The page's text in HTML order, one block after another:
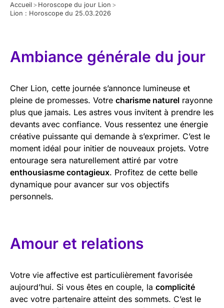
Accueil > Horoscope du jour Lion >
Lion : Horoscope du 25.03.2026
Ambiance générale du jour
Cher Lion, cette journée s’annonce lumineuse et
pleine de promesses. Votre charisme naturel rayonne
plus que jamais. Les astres vous invitent à prendre les
devants avec confiance. Vous ressentez une énergie
créative puissante qui demande à s’exprimer. C’est le
moment idéal pour initier de nouveaux projets. Votre
entourage sera naturellement attiré par votre
enthousiasme contagieux. Profitez de cette belle
dynamique pour avancer sur vos objectifs
personnels.
Amour et relations
Votre vie affective est particulièrement favorisée
aujourd’hui. Si vous êtes en couple, la complicité
avec votre partenaire atteint des sommets. C’est le